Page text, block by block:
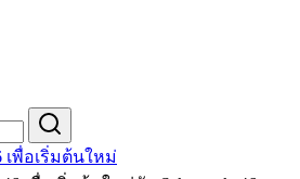
เพื่อเริ่มต้นใหม่